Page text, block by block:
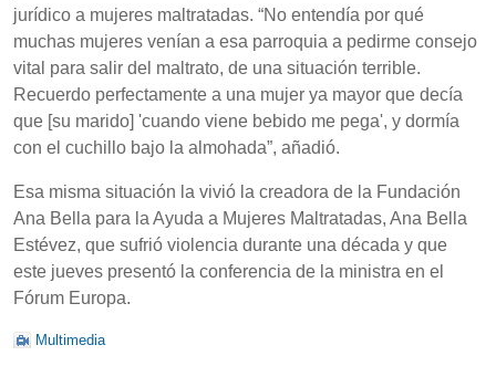
jurídico a mujeres maltratadas. “No entendía por qué
muchas mujeres venían a esa parroquia a pedirme consejo
vital para salir del maltrato, de una situación terrible.
Recuerdo perfectamente a una mujer ya mayor que decía
que [su marido] 'cuando viene bebido me pega', y dormía
con el cuchillo bajo la almohada”, añadió.
Esa misma situación la vivió la creadora de la Fundación
Ana Bella para la Ayuda a Mujeres Maltratadas, Ana Bella
Estévez, que sufrió violencia durante una década y que
este jueves presentó la conferencia de la ministra en el
Fórum Europa.
Multimedia